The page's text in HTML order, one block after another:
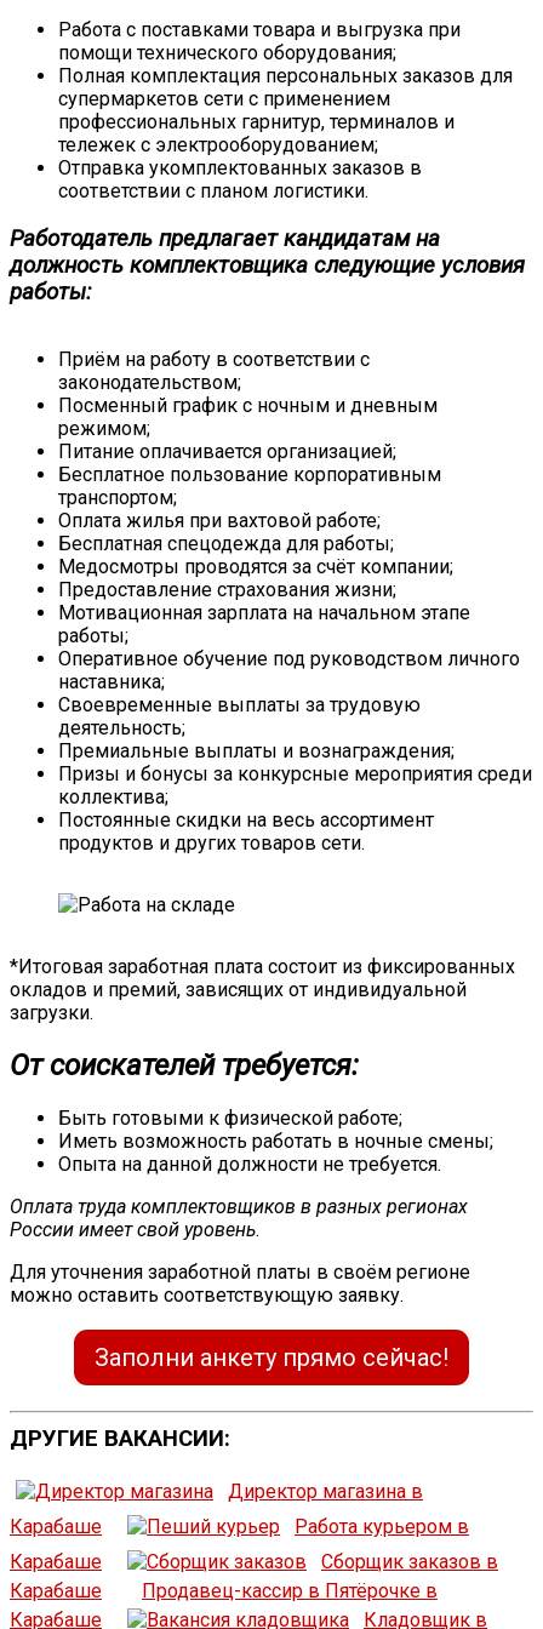
Работа с поставками товара и выгрузка при
помощи технического оборудования;
Полная комплектация персональных заказов для
супермаркетов сети с применением
профессиональных гарнитур, терминалов и
тележек с электрооборудованием;
Отправка укомплектованных заказов в
соответствии с планом логистики.
Работодатель предлагает кандидатам на
должность комплектовщика следующие условия
работы:
Приём на работу в соответствии с
законодательством;
Посменный график с ночным и дневным
режимом;
Питание оплачивается организацией;
Бесплатное пользование корпоративным
транспортом;
Оплата жилья при вахтовой работе;
Бесплатная спецодежда для работы;
Медосмотры проводятся за счёт компании;
Предоставление страхования жизни;
Мотивационная зарплата на начальном этапе
работы;
Оперативное обучение под руководством личного
наставника;
Своевременные выплаты за трудовую
деятельность;
Премиальные выплаты и вознаграждения;
Призы и бонусы за конкурсные мероприятия среди
коллектива;
Постоянные скидки на весь ассортимент
продуктов и других товаров сети.
*Итоговая заработная плата состоит из фиксированных
окладов и премий, зависящих от индивидуальной
загрузки.
От соискателей требуется:
Быть готовыми к физической работе;
Иметь возможность работать в ночные смены;
Опыта на данной должности не требуется.
Оплата труда комплектовщиков в разных регионах
России имеет свой уровень.
Для уточнения заработной платы в своём регионе
можно оставить соответствующую заявку.
Заполни анкету прямо сейчас!
ДРУГИЕ ВАКАНСИИ:
Директор магазина в
Карабаше
Работа курьером в
Карабаше
Сборщик заказов в
Карабаше
Продавец-кассир в Пятёрочке в
Карабаше
Кладовщик в